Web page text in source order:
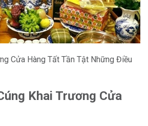
Cửa Hàng Tất Tần Tật Những Điều
Khai Trương Cửa